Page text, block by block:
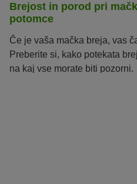
Brejost in porod pri
potomce
Če je vaša mačka breja, vas
Preberite si, kako potekata
na kaj vse morate biti pozorni.